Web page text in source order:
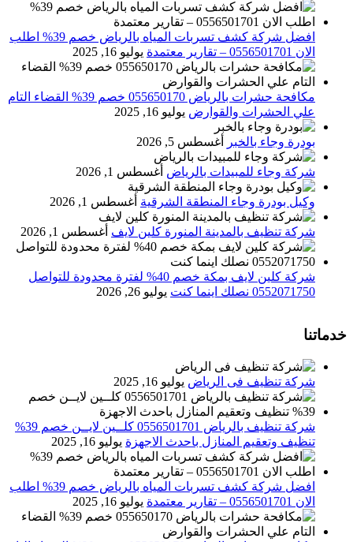
افضل شركة كشف تسربات المياه بالرياض خصم 39% اطلب
الان 0556501701‬‏ – تقارير معتمدة
يوليو 16, 2025
مكافحة حشرات بالرياض 055650170 خصم 39% القضاء التام
علي الحشرات والقوارض يوليو 16, 2025
بودرة وجاء بالخبر أغسطس 5, 2026
شركة وجاء للمبيدات بالرياض أغسطس 1, 2026
وكيل بودرة وجاء المنطقة الشرقية أغسطس 1, 2026
شركة تنظيف بالمدينة المنورة كلين لايف أغسطس 1, 2026
شركة كلين لايف بمكة خصم 40% لفترة محدودة للتواصل
0552071750 نصلك اينما كنت
يوليو 26, 2026
خدماتنا
شركة تنظيف فى الرياض يوليو 16, 2025
شركة تنظيف بالرياض 0556501701 كلــين لايــن خصم 39%
تنظيف وتعقيم المنازل باحدث الاجهزة يوليو 16, 2025
افضل شركة كشف تسربات المياه بالرياض خصم 39% اطلب
الان 0556501701‬‏ – تقارير معتمدة
يوليو 16, 2025